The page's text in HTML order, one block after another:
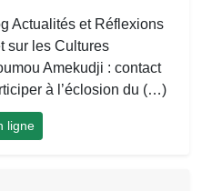
Actualités et Réflexions
sur les Cultures
Amekudji : contact
à l’éclosion du (…)
ligne